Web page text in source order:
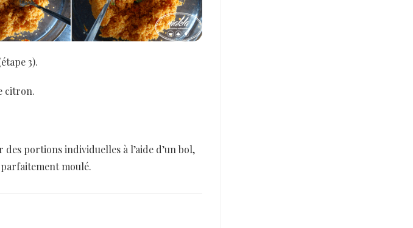
3).
citron.
portions individuelles à l’aide d’un bol,
moulé.